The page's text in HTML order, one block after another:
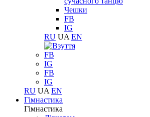
Чешки
FB
IG
RU UA EN
FB
IG
FB
IG
RU UA EN
Гімнастика
Гімнастика